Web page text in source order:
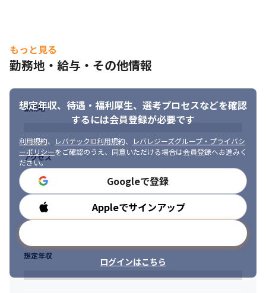
元エンジニアの教育フォロー担当者とは定期的にキャリア面談を
行う他、業務の相談等気軽にできる環境や、資格取得支援制度や
勉強会などスキルアップを支援する制度も充実。
◎ ワークライフバランスを保てる環境
残業は月平均10H 程度で、リモートができる案件もあります。
また、有給休暇取得率も80 ％超と休みが取りやすい環境も嬉しい
これにより、4年連続で「健康経営優良法人 2026（大企業法人部
門）」に認定されました。
【業務の変更範囲：会社の定める業務】
もっと見る
勤務地・給与・その他情報
想定年収、待遇・福利厚生、 選考プロセスなどを確認
するには会員登録が必要です
利用規約、 レバテックID利用規約、
レバレジーズグループ・プライバシ
ーポリシーをご確認のうえ、同意いただける場合は会員登録へお進みく
ださい。
Googleで登録
Appleでサインアップ
ログインはこちら
勤務地
アクセス
勤務時間
想定年収